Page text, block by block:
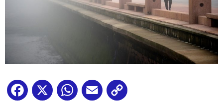
Facebook
X WhatsApp
Email